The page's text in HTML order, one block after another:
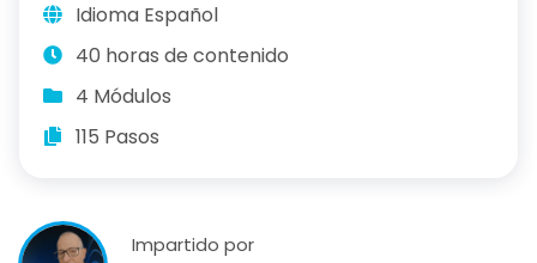
Idioma Español
40 horas de contenido
4 Módulos
115 Pasos
Impartido por